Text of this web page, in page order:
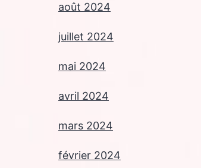
août 2024
juillet 2024
mai 2024
avril 2024
mars 2024
février 2024